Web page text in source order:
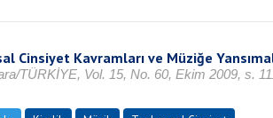
Cinsiyet Kavramları ve Müziğe
TÜRKİYE, Vol. 15, No. 60, Ekim 2009, s.